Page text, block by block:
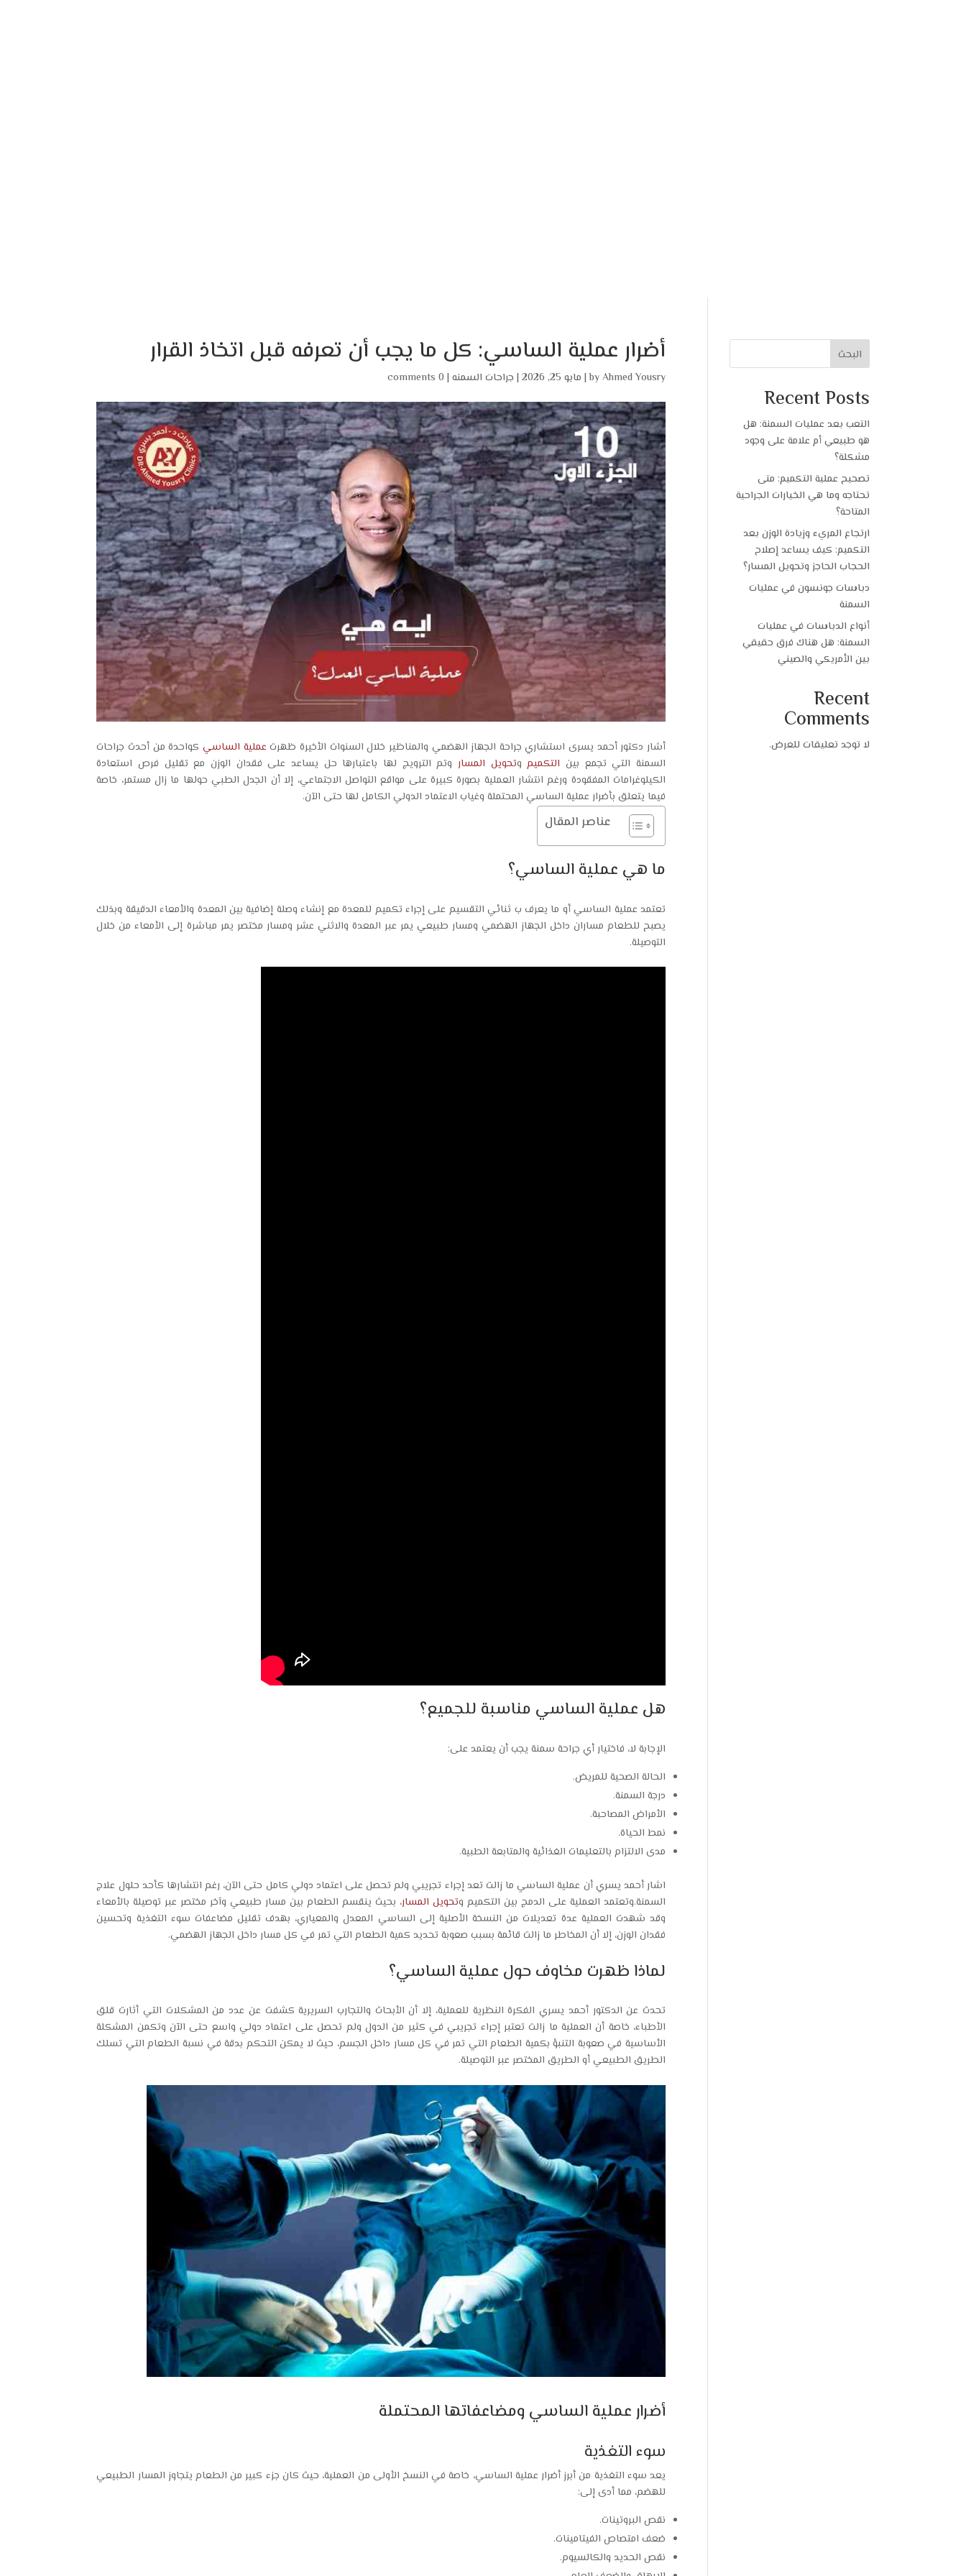
أضرار عملية الساسي: كل ما يجب أن تعرفه قبل اتخاذ القرار
byAhmed Yousry
| مايو 25, 2026 | جراحات السمنه|
0 comments
أشار دكتور أحمد يسرى استشاري جراحة الجهاز الهضمي والمناظير خلال السنوات الأخيرة ظهرت عملية الساسي كواحدة من أحدث جراحات
السمنة التي تجمع بين التكميموتحويل المساروتم الترويج لها باعتبارها حل يساعد على فقدان الوزن مع تقليل فرص استعادة
الكيلوغرامات المفقودة ورغم انتشار العملية بصورة كبيرة على مواقع التواصل الاجتماعي، إلا أن الجدل الطبي حولها ما زال مستمر، خاصة
فيما يتعلق بأضرار عملية الساسي المحتملة وغياب الاعتماد الدولي الكامل لها حتى الآن.
عناصر المقال
ما هي عملية الساسي؟
تعتمد عملية الساسي أو ما يعرف ب ثنائي التقسيم على إجراء تكميم للمعدة مع إنشاء وصلة إضافية بين المعدة والأمعاء الدقيقة وبذلك
يصبح للطعام مساران داخل الجهاز الهضمي ومسار طبيعي يمر عبر المعدة والاثني عشر ومسار مختصر يمر مباشرة إلى الأمعاء من خلال
التوصيلة.
هل عملية الساسي مناسبة للجميع؟
الإجابة لا، فاختيار أي جراحة سمنة يجب أن يعتمد على:
الحالة الصحية للمريض.
درجة السمنة.
الأمراض المصاحبة.
نمط الحياة.
مدى الالتزام بالتعليمات الغذائية والمتابعة الطبية.
اشار أحمد يسري أن عملية الساسي ما زالت تعد إجراء تجريبي ولم تحصل على اعتماد دولي كامل حتى الآن، رغم انتشارها كأحد حلول علاج
السمنة.وتعتمد العملية على الدمج بين التكميم وتحويل المسار، بحيث ينقسم الطعام بين مسار طبيعي وآخر مختصر عبر توصيلة بالأمعاء
وقد شهدت العملية عدة تعديلات من النسخة الأصلية إلى الساسي المعدل والمعياري، بهدف تقليل مضاعفات سوء التغذية وتحسين
فقدان الوزن، إلا أن المخاطر ما زالت قائمة بسبب صعوبة تحديد كمية الطعام التي تمر في كل مسار داخل الجهاز الهضمي.
لماذا ظهرت مخاوف حول عملية الساسي؟
تحدث عن الدكتور أحمد يسري الفكرة النظرية للعملية، إلا أن الأبحاث والتجارب السريرية كشفت عن عدد من المشكلات التي أثارت قلق
الأطباء، خاصة أن العملية ما زالت تعتبر إجراء تجريبي في كثير من الدول ولم تحصل على اعتماد دولي واسع حتى الآن وتكمن المشكلة
الأساسية في صعوبة التنبؤ بكمية الطعام التي تمر في كل مسار داخل الجسم، حيث لا يمكن التحكم بدقة في نسبة الطعام التي تسلك
الطريق الطبيعي أو الطريق المختصر عبر التوصيلة.
أضرار عملية الساسي ومضاعفاتها المحتملة
سوء التغذية
يعد سوء التغذية من أبرز أضرار عملية الساسي، خاصة في النسخ الأولى من العملية، حيث كان جزء كبير من الطعام يتجاوز المسار الطبيعي
للهضم، مما أدى إلى:
نقص البروتينات.
ضعف امتصاص الفيتامينات.
نقص الحديد والكالسيوم.
البحث
Recent Posts
التعب بعد عمليات السمنة: هل
هو طبيعي أم علامة على وجود
مشكلة؟
تصحيح عملية التكميم: متى
تحتاجه وما هي الخيارات الجراحية
المتاحة؟
ارتجاع المريء وزيادة الوزن بعد
التكميم: كيف يساعد إصلاح
الحجاب الحاجز وتحويل المسار؟
دباسات جونسون في عمليات
السمنة
أنواع الدباسات في عمليات
السمنة: هل هناك فرق حقيقي
بين الأمريكي والصيني
Recent
Comments
لا توجد تعليقات للعرض.